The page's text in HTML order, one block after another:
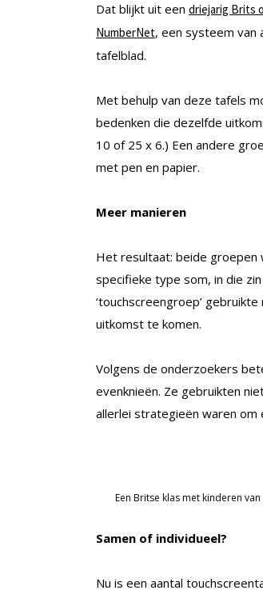
Dat blijkt uit een driejarig Brits
NumberNet, een systeem van
tafelblad.
Met behulp van deze tafels
bedenken die dezelfde
10 of 25 x 6.) Een andere
met pen en papier.
Meer manieren
Het resultaat: beide groepen
specifieke type som, in die
‘touchscreengroep’
uitkomst te komen.
Volgens de onderzoekers
evenknieën. Ze gebruikten
allerlei strategieën waren om
Een Britse klas met kinderen
Samen of individueel?
Nu is een aantal